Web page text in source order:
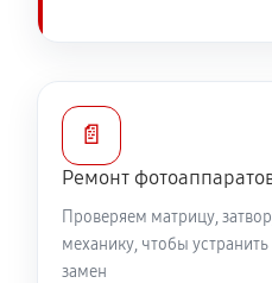
Юстировка фотоаппарата
Комплексная чистка
📄
Ремонт
Проверяем матрицу,
механику, чтобы
замен